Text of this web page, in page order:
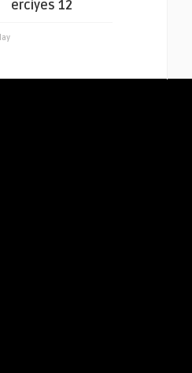
erciyes 12